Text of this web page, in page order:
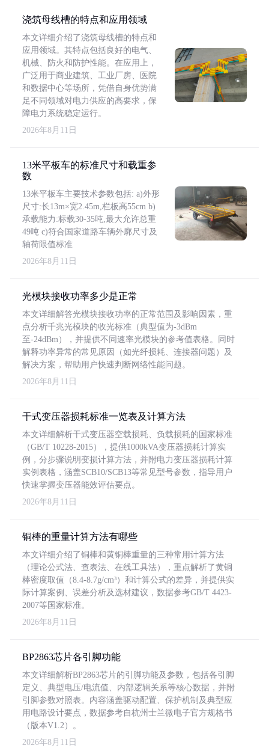
浇筑母线槽的特点和应用领域
本文详细介绍了浇筑母线槽的特点和
应用领域。其特点包括良好的电气、
机械、防火和防护性能。在应用上，
广泛用于商业建筑、工业厂房、医院
和数据中心等场所，凭借自身优势满
足不同领域对电力供应的高要求，保
障电力系统稳定运行。
2026年8月11日
13米平板车的标准尺寸和载重参
数
13米平板车主要技术参数包括: a)外形
尺寸:长13m×宽2.45m,栏板高55cm b)
承载能力:标载30-35吨,最大允许总重
49吨 c)符合国家道路车辆外廓尺寸及
轴荷限值标准
2026年8月11日
光模块接收功率多少是正常
本文详细解答光模块接收功率的正常范围及影响因素，重
点分析千兆光模块的收光标准（典型值为-3dBm
至-24dBm），并提供不同速率光模块的参考值表格。同时
解释功率异常的常见原因（如光纤损耗、连接器问题）及
解决方案，帮助用户快速判断网络性能问题。
2026年8月11日
干式变压器损耗标准一览表及计算方法
本文详细解析干式变压器空载损耗、负载损耗的国家标准
（GB/T 10228-2015），提供1000kVA变压器损耗计算实
例，分步骤说明变损计算方法，并附电力变压器损耗计算
实例表格，涵盖SCB10/SCB13等常见型号参数，指导用户
快速掌握变压器能效评估要点。
2026年8月11日
铜棒的重量计算方法有哪些
本文详细介绍了铜棒和黄铜棒重量的三种常用计算方法
（理论公式法、查表法、在线工具法），重点解析了黄铜
棒密度取值（8.4-8.7g/cm³）和计算公式的差异，并提供实
际计算案例、误差分析及选材建议，数据参考GB/T 4423-
2007等国家标准。
2026年8月11日
BP2863芯片各引脚功能
本文详细解析BP2863芯片的引脚功能及参数，包括各引脚
定义、典型电压/电流值、内部逻辑关系等核心数据，并附
引脚参数对照表。内容涵盖驱动配置、保护机制及典型应
用电路设计要点，数据参考自杭州士兰微电子官方规格书
（版本V1.2）。
2026年8月11日